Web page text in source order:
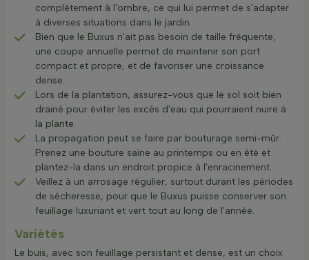
complètement à l'ombre, ce qui lui permet de s'adapter
à diverses situations dans le jardin.
Bien que le Buxus n'ait pas besoin de taille fréquente,
une coupe annuelle permet de maintenir son port
compact et propre, et de favoriser une croissance
dense.
Lors de la plantation, assurez-vous que le sol soit bien
drainé pour éviter les excès d'eau qui pourraient nuire à
la plante.
La propagation peut se faire par bouturage semi-mûr.
Prenez une bouture saine au printemps ou en été et
plantez-la dans un endroit propice à l'enracinement.
Veillez à un arrosage régulier, surtout durant les périodes
de sécheresse, pour que le Buxus puisse conserver son
feuillage luxuriant et vert tout au long de l'année.
Variétés
Le buis, avec son feuillage persistant et dense, est un choix